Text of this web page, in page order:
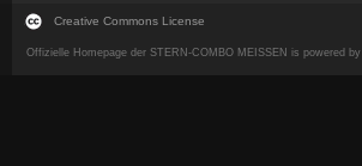
Creative Commons License
Offizielle Homepage der STERN-COMBO MEISSEN is powered by